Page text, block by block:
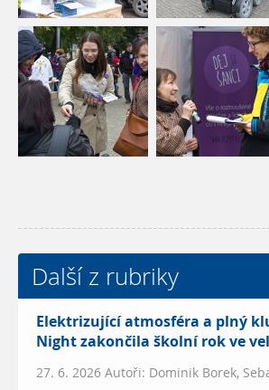
Další z rubriky
Elektrizující atmosféra a plný
Night zakončila školní rok ve
27. 6. 2026 Autoři: Dominik Borek,